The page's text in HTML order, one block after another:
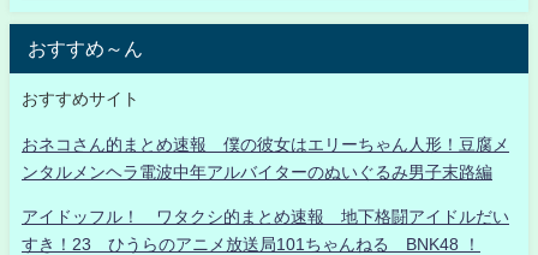
おすすめ～ん
おすすめサイト
おネコさん的まとめ速報 僕の彼女はエリーちゃん人形！豆腐メ
ンタルメンヘラ電波中年アルバイターのぬいぐるみ男子末路編
アイドッフル！ ワタクシ的まとめ速報 地下格闘アイドルだい
すき！23 ひうらのアニメ放送局101ちゃんねる BNK48 ！